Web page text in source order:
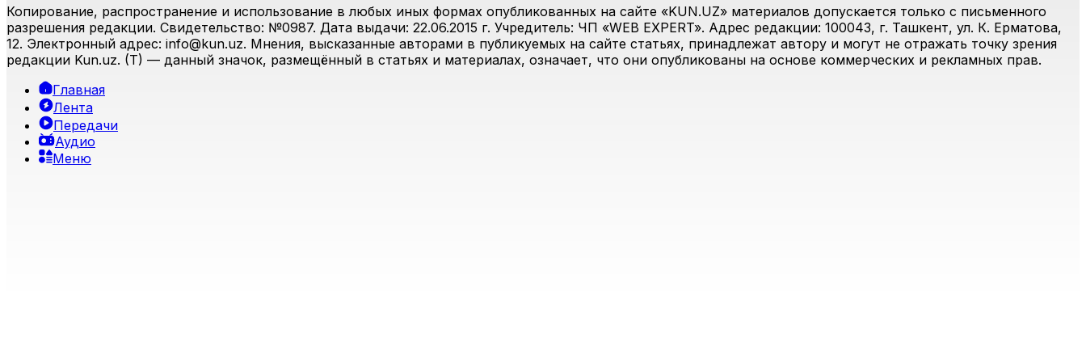
Копирование, распространение и использование в любых иных формах опубликованных на сайте «KUN.UZ» материалов допускается только с письменного
разрешения редакции. Свидетельство: №0987. Дата выдачи: 22.06.2015 г. Учредитель: ЧП «WEB EXPERT». Адрес редакции: 100043, г. Ташкент, ул. К. Ерматова,
12. Электронный адрес: info@kun.uz. Мнения, высказанные авторами в публикуемых на сайте статьях, принадлежат автору и могут не отражать точку зрения
редакции Kun.uz. (T) — данный значок, размещённый в статьях и материалах, означает, что они опубликованы на основе коммерческих и рекламных прав.
Главная
Лента
Передачи
Аудио
Меню